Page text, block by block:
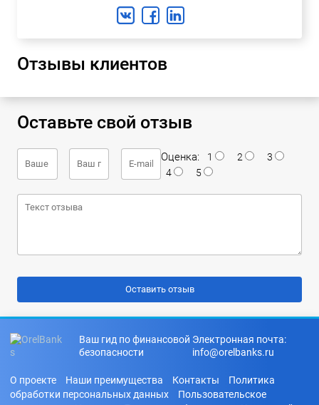
Отзывы клиентов
Оставьте свой отзыв
Оценка: 1 2
3
4
5
Ваш гид по финансовой
безопасности
Электронная почта:
info@orelbanks.ru
О проекте Наши преимущества Контакты
Политика
обработки персональных данных
Пользовательское